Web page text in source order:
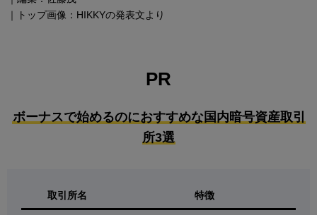
｜トップ画像：HIKKYの発表文より
PR
ボーナスで始めるのにおすすめな国内暗号資産取引
所3選
取引所名 特徴